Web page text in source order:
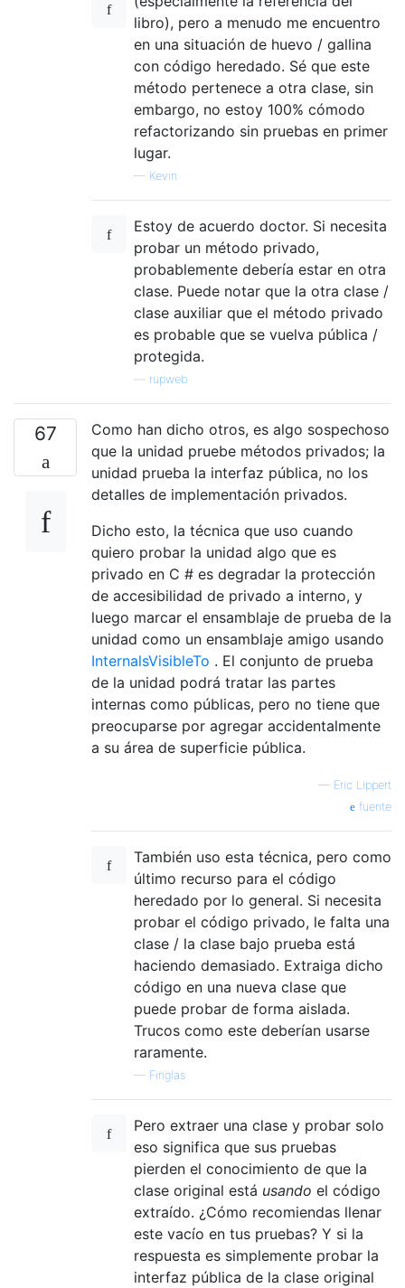
libro), pero a menudo me encuentro
en una situación de huevo / gallina
con código heredado. Sé que este
método pertenece a otra clase, sin
embargo, no estoy 100% cómodo
refactorizando sin pruebas en primer
lugar.
— Kevin
Estoy de acuerdo doctor. Si necesita
probar un método privado,
probablemente debería estar en otra
clase. Puede notar que la otra clase /
clase auxiliar que el método privado
es probable que se vuelva pública /
protegida.
rupweb
67
Como han dicho otros, es algo sospechoso
que la unidad pruebe métodos privados; la
unidad prueba la interfaz pública, no los
detalles de implementación privados.
Dicho esto, la técnica que uso cuando
quiero probar la unidad algo que es
privado en C # es degradar la protección
de accesibilidad de privado a interno, y
luego marcar el ensamblaje de prueba de la
unidad como un ensamblaje amigo usando
InternalsVisibleTo . El conjunto de prueba
de la unidad podrá tratar las partes
internas como públicas, pero no tiene que
preocuparse por agregar accidentalmente
a su área de superficie pública.
— Eric Lippert
fuente
También uso esta técnica, pero como
último recurso para el código
heredado por lo general. Si necesita
probar el código privado, le falta una
clase / la clase bajo prueba está
haciendo demasiado. Extraiga dicho
código en una nueva clase que
puede probar de forma aislada.
Trucos como este deberían usarse
raramente.
— Finglas
Pero extraer una clase y probar solo
eso significa que sus pruebas
pierden el conocimiento de que la
clase original está usando el código
extraído. ¿Cómo recomiendas llenar
este vacío en tus pruebas? Y si la
respuesta es simplemente probar la
interfaz pública de la clase original